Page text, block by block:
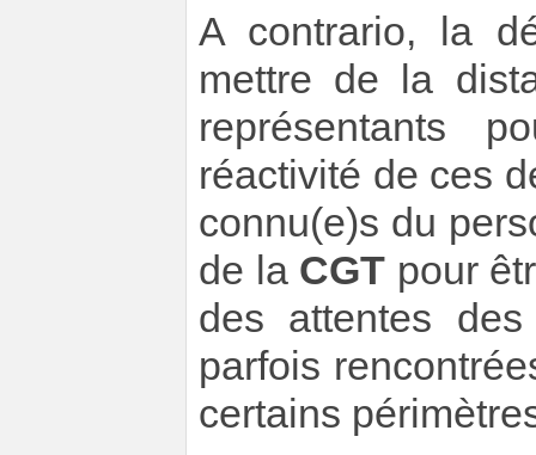
A contrario, la
mettre de la
représentants
réactivité de ces
connu(e)s du
de la CGT pour
des attentes
parfois
certains